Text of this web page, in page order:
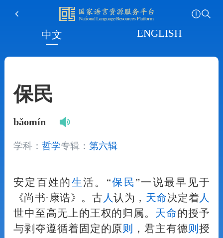
中文 ENGLISH
保民
bǎomín
学科： 哲学专辑： 第六辑
安定百姓的生活。“保民 ”一说最早见于
《尚书·康诰》。古 人认为， 天命决定着 人
世中至高无上的王权的归属。 天命的授予
与剥夺遵循着固定的原 则 ，君主有德则授